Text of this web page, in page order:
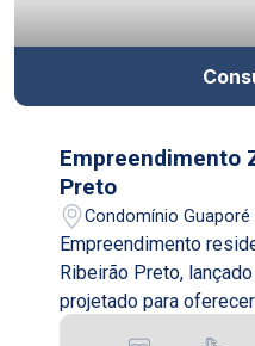
Empreendimento
Preto
Condomínio
Empreendimento
Ribeirão Preto,
projetado para